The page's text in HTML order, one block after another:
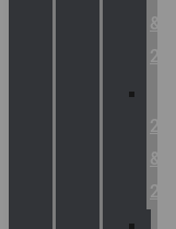
&
2
21
&
22